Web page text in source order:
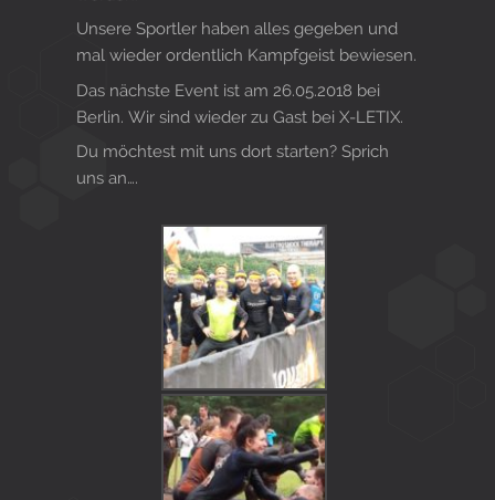
Unsere Sportler haben alles gegeben und
mal wieder ordentlich Kampfgeist bewiesen.
Das nächste Event ist am 26.05.2018 bei
Berlin. Wir sind wieder zu Gast bei X-LETIX.
Du möchtest mit uns dort starten? Sprich
uns an….